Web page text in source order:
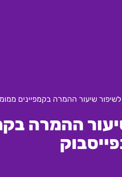
שיעור ההמרה בקמפיינים
ההמרה